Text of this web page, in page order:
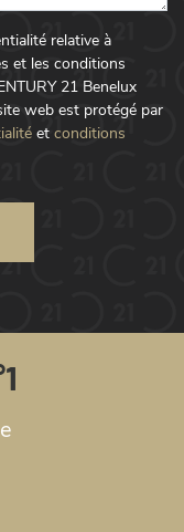
relative à
et les conditions
21 Benelux
web est protégé par
et conditions